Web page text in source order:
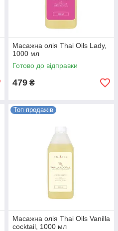
Масажна олія Thai Oils Lady,
1000 мл
Готово до відправки
479 ₴
Топ продажів
Масажна олія Thai Oils Vanilla
cocktail, 1000 мл